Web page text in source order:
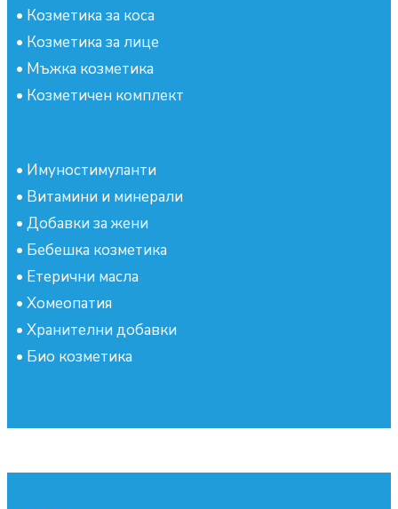
• Козметика за коса
• Козметика за лице
• Мъжка козметика
• Козметичен комплект
• Имуностимуланти
• Витамини и минерали
• Добавки за жени
• Бебешка козметика
• Етерични масла
• Хомеопатия
• Хранителни добавки
• Био козметика